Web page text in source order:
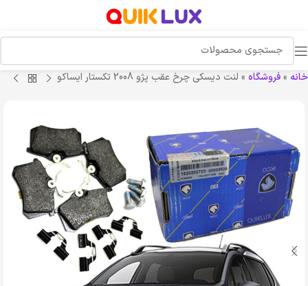
خانه »فروشگاه » لنت دیسکی چرخ عقب پژو 2008 تکستار ایساکو